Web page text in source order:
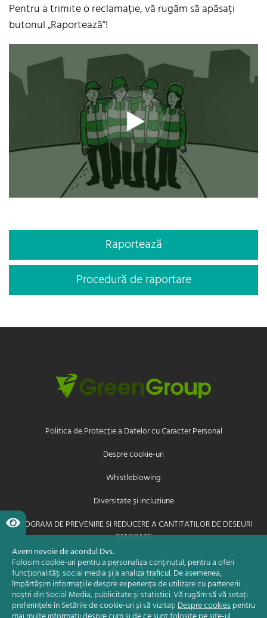
Pentru a trimite o reclamație, vă rugăm să apăsați
butonul „Raportează”!
Raportează
Procedură de raportare
Politica de Protecție a Datelor cu Caracter Personal
Despre cookie-uri
Whistleblowing
Diversitate și incluziune
PROGRAM DE PREVENIRE SI REDUCERE A CANTITATILOR DE DESEURI
GENERATE
Avem nevoie de acordul Dvs.
Folosim cookie-uri pentru a personaliza conținutul, pentru a oferi
funcționalități social media și a analiza traficul. De asemenea,
împărtășim informațiile despre experiența de utilizare cu partenerii
noștri din Social Media, publicitate și statistici. Vă rugăm să vă setați
preferințele în Setările de cookie-uri și să vizitațiDespre cookiespentru